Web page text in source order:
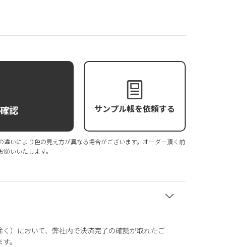
認 サンプル帳を依頼する
いにより色の見え方が異なる場合がございます。オーダー頂く前
いいたします。
）において、弊社内で決済完了の確認が取れたご
。